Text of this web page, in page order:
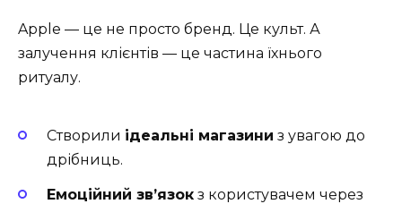
Apple — це не просто бренд. Це культ. А
залучення клієнтів — це частина їхнього
ритуалу.
Створили ідеальні магазини з увагою до
дрібниць.
Емоційний зв’язок з користувачем через